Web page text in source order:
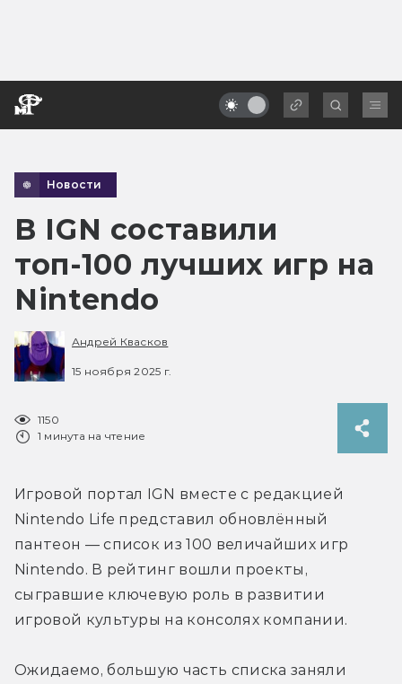
Новости
В IGN составили
топ-100 лучших игр на
Nintendo
Андрей Квасков
15 ноября 2025 г.
1150
1 минута на чтение
Игровой портал IGN вместе с редакцией
Nintendo Life представил обновлённый
пантеон — список из 100 величайших игр
Nintendo. В рейтинг вошли проекты,
сыгравшие ключевую роль в развитии
игровой культуры на консолях компании.
Ожидаемо, большую часть списка заняли